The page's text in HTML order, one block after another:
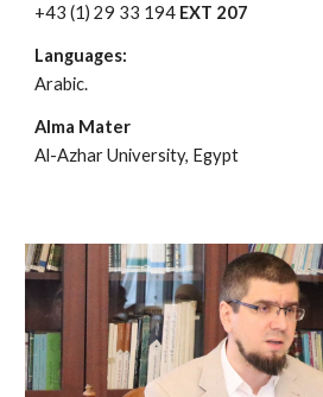
+43 (1) 29 33 194 EXT 207
Languages:
Arabic.
Alma Mater
Al-Azhar University, Egypt